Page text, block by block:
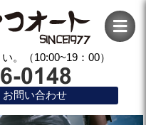
。（10:00~19：00）
問い合わせ